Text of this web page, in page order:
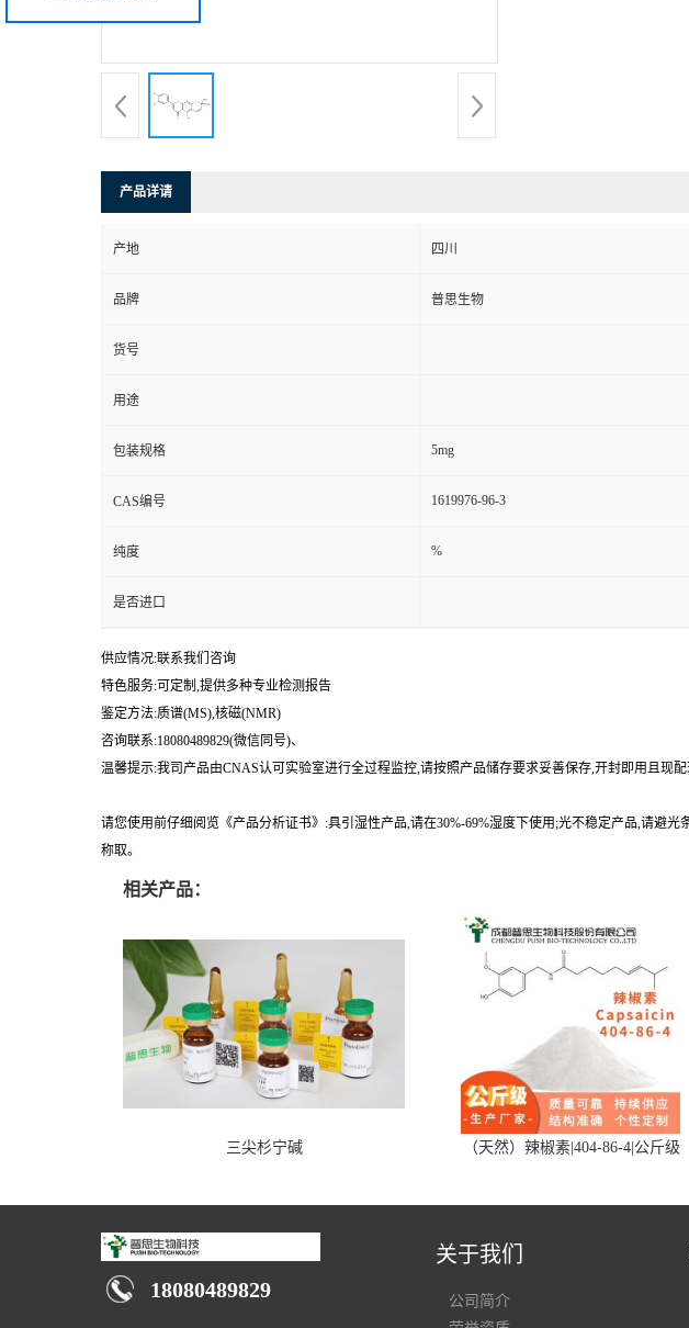
产品详请
产地 四川
品牌 普思生物
货号
用途
包装规格 5mg
CAS编号 1619976-96-3
纯度 %
是否进口
供应情况:联系我们咨询
特色服务:可定制,提供多种专业检测报告
鉴定方法:质谱(MS),核磁(NMR)
咨询联系:18080489829(微信同号)、
温馨提示:我司产品由CNAS认可实验室进行全过程监控,请按照产品储存要求妥善保存,开封即用且现配
请您使用前仔细阅览《产品分析证书》:具引湿性产品,请在30%-69%湿度下使用;光不稳定产品,请避
称取。
相关产品：
三尖杉宁碱 （天然）辣椒素|404-86-4|公斤级
18080489829
关于我们
公司简介